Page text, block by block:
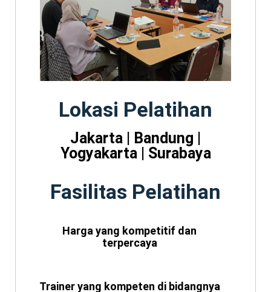
Lokasi Pelatihan
Jakarta | Bandung |
Yogyakarta | Surabaya
Fasilitas Pelatihan
Harga yang kompetitif dan
terpercaya
Trainer yang kompeten di bidangnya